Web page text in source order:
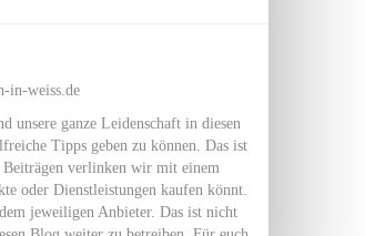
in-weiss.de
ganze Leidenschaft in diesen
Tipps geben zu können. Das ist
verlinken wir mit einem
oder Dienstleistungen kaufen könnt.
jeweiligen Anbieter. Das ist nicht